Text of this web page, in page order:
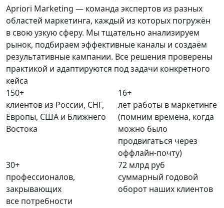
Apriori Marketing — команда экспертов из разных
областей маркетинга, каждый из которых погружён
в свою узкую сферу. Мы тщательно анализируем
рынок, подбираем эффективные каналы и создаём
результативные кампании. Все решения проверены
практикой и адаптируются под задачи конкретного
кейса
150+
клиентов из России, СНГ,
Европы, США и Ближнего
Востока
16+
лет работы в маркетинге
(помним времена, когда
можно было
продвигаться через
оффлайн-почту)
30+
профессионалов,
закрывающих
все потребности
72 млрд руб
суммарный годовой
оборот наших клиентов